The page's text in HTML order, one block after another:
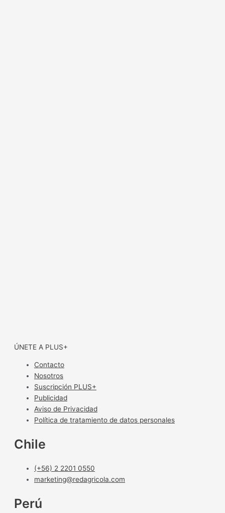
ÚNETE A PLUS+
Contacto
Nosotros
Suscripción PLUS+
Publicidad
Aviso de Privacidad
Política de tratamiento de datos personales
Chile
(+56) 2 2201 0550
marketing@redagricola.com
Perú